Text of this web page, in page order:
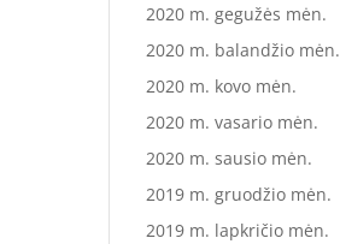
2020 m. gegužės mėn.
2020 m. balandžio mėn.
2020 m. kovo mėn.
2020 m. vasario mėn.
2020 m. sausio mėn.
2019 m. gruodžio mėn.
2019 m. lapkričio mėn.